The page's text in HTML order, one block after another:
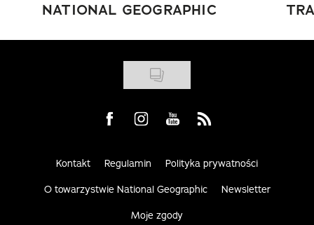
NATIONAL GEOGRAPHIC
Visit us on Facebook
Visit us on Instagram
Visit us on Youtube
Visit us on Rss
Kontakt Regulamin Polityka prywatności
O towarzystwie National Geographic Newsletter
Moje zgody